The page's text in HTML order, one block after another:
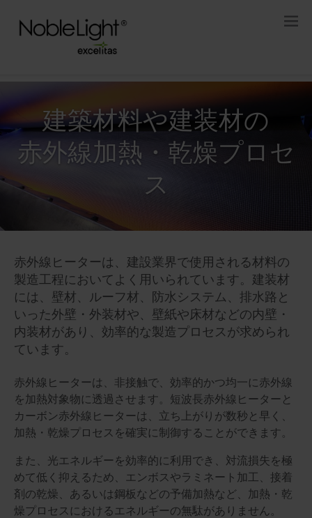
建築材料や建装材の
赤外線加熱・乾燥プロセ
ス
赤外線ヒーターは、建設業界で使用される材料の
製造工程においてよく用いられています。建装材
には、壁材、ルーフ材、防水システム、排水路と
いった外壁・外装材や、壁紙や床材などの内壁・
内装材があり、効率的な製造プロセスが求められ
ています。
赤外線ヒーターは、非接触で、効率的かつ均一に赤外線
を加熱対象物に透過させます。短波長赤外線ヒーターと
カーボン赤外線ヒーターは、立ち上がりが数秒と早く、
加熱・乾燥プロセスを確実に制御することができます。
また、光エネルギーを効率的に利用でき、対流損失を極
めて低く抑えるため、エンボスやラミネート加工、接着
剤の乾燥、あるいは鋼板などの予備加熱など、加熱・乾
燥プロセスにおけるエネルギーの無駄がありません。